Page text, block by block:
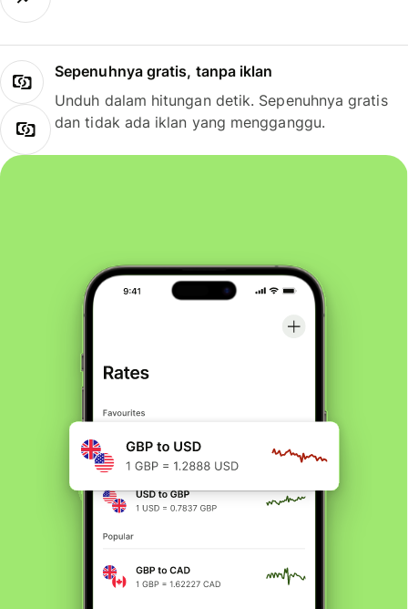
Sepenuhnya gratis, tanpa iklan
Unduh dalam hitungan detik. Sepenuhnya gratis
dan tidak ada iklan yang mengganggu.